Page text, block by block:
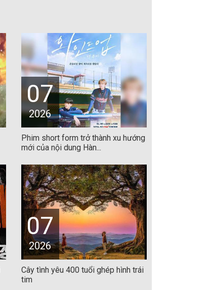
07
2026
Phim short form trở thành xu hướng
mới của nội dung Hàn...
07
2026
Cây tình yêu 400 tuổi ghép hình trái
tim